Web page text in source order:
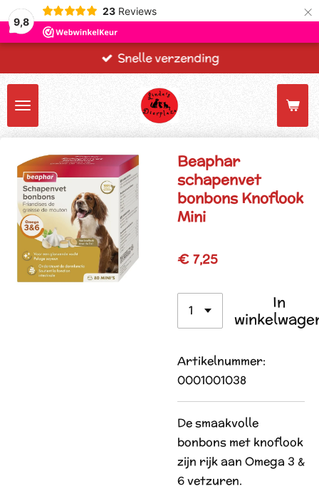
9,8
23 Reviews ×
Snelle verzending
Beaphar
schapenvet
bonbons Knoflook
Mini
€ 7,25
In
Artikelnummer:
0001001038
De smaakvolle
bonbons met knoflook
zijn rijk aan Omega 3 &
6 vetzuren.